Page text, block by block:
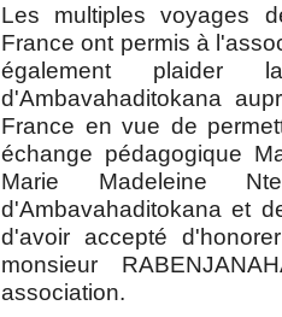
Les multiples voyages
France ont permis à
également
d'Ambavahaditokana
France en vue de
échange pédagogique
Marie Madeleine
d'Ambavahaditokana et
d'avoir accepté
monsieur
association.